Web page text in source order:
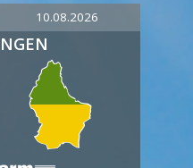
10.08.2026